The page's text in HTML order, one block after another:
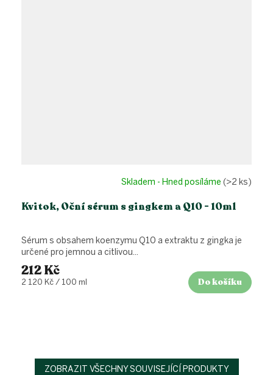
Kvitok, Oční sérum s gingkem a Q10 - 10ml
Skladem - Hned posíláme (>2 ks)
212 Kč
Měrná
2 120 Kč / 100 ml Do košíku
Sérum s obsahem koenzymu Q10 a extraktu z gingka je
určené pro jemnou a citlivou...
ZOBRAZIT VŠECHNY SOUVISEJÍCÍ PRODUKTY